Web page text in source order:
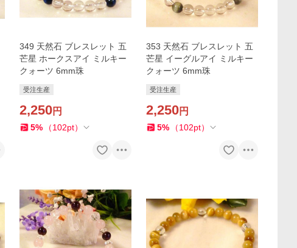
349 天然石 ブレスレット 五
芒星 ホークスアイ ミルキー
クォーツ 6mm珠
受注生産
2,250円
5% （102pt）
353 天然石 ブレスレット 五
芒星 イーグルアイ ミルキー
クォーツ 6mm珠
受注生産
2,250円
5% （102pt）